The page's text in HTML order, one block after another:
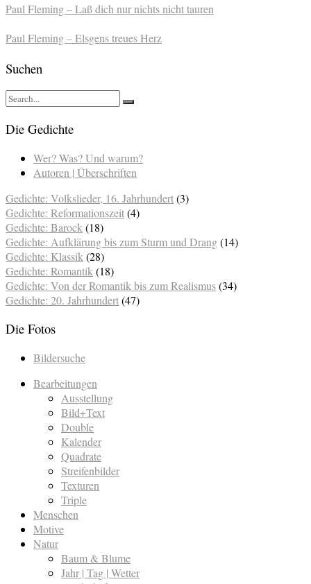
Paul Fleming – Laß dich nur nichts nicht tauren
Paul Fleming – Elsgens treues Herz
Suchen
Die Gedichte
Wer? Was? Und warum?
Autoren | Überschriften
Gedichte: Volkslieder, 16. Jahrhundert(3)
Gedichte: Reformationszeit(4)
Gedichte: Barock (18)
Gedichte: Aufklärung bis zum Sturm und Drang(14)
Gedichte: Klassik (28)
Gedichte: Romantik (18)
Gedichte: Von der Romantik bis zum Realismus(34)
Gedichte: 20. Jahrhundert(47)
Die Fotos
Bildersuche
Bearbeitungen
Ausstellung
Bild+Text
Double
Kalender
Quadrate
Streifenbilder
Texturen
Triple
Menschen
Motive
Natur
Baum & Blume
Jahr | Tag | Wetter